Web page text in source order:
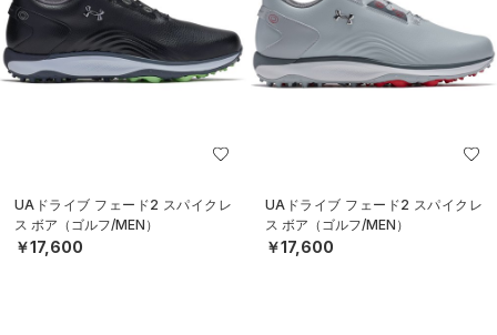
UAドライブ フェード2 スパイクレ
ス ボア（ゴルフ/MEN）
￥17,600
UAドライブ フェード2 スパイクレ
ス ボア（ゴルフ/MEN）
￥17,600